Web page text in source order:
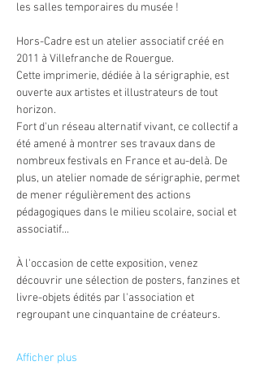
les salles temporaires du musée !
Hors-Cadre est un atelier associatif créé en
2011 à Villefranche de Rouergue.
Cette imprimerie, dédiée à la sérigraphie, est
ouverte aux artistes et illustrateurs de tout
horizon.
Fort d'un réseau alternatif vivant, ce collectif a
été amené à montrer ses travaux dans de
nombreux festivals en France et au-delà. De
plus, un atelier nomade de sérigraphie, permet
de mener régulièrement des actions
pédagogiques dans le milieu scolaire, social et
associatif...
À l'occasion de cette exposition, venez
découvrir une sélection de posters, fanzines et
livre-objets édités par l'association et
regroupant une cinquantaine de créateurs.
Afficher plus